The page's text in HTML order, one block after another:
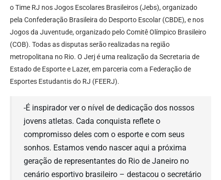
o Time RJ nos Jogos Escolares Brasileiros (Jebs), organizado
pela Confederação Brasileira do Desporto Escolar (CBDE), e nos
Jogos da Juventude, organizado pelo Comitê Olímpico Brasileiro
(COB). Todas as disputas serão realizadas na região
metropolitana no Rio. O Jerj é uma realização da Secretaria de
Estado de Esporte e Lazer, em parceria com a Federação de
Esportes Estudantis do RJ (FEERJ).
-É inspirador ver o nível de dedicação dos nossos
jovens atletas. Cada conquista reflete o
compromisso deles com o esporte e com seus
sonhos. Estamos vendo nascer aqui a próxima
geração de representantes do Rio de Janeiro no
cenário esportivo brasileiro – destacou o secretário